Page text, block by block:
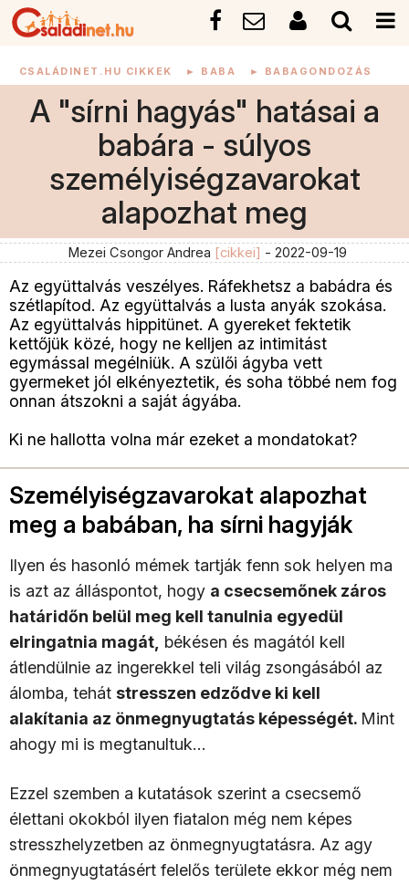
CSALÁDINET.HU CIKKEK ► BABA ► BABAGONDOZÁS
A "sírni hagyás" hatásai a
babára - súlyos
személyiségzavarokat
alapozhat meg
Mezei Csongor Andrea [cikkei] - 2022-09-19
Az együttalvás veszélyes. Ráfekhetsz a babádra és
szétlapítod. Az együttalvás a lusta anyák szokása.
Az együttalvás hippitünet. A gyereket fektetik
kettőjük közé, hogy ne kelljen az intimitást
egymással megélniük. A szülői ágyba vett
gyermeket jól elkényeztetik, és soha többé nem fog
onnan átszokni a saját ágyába.
Ki ne hallotta volna már ezeket a mondatokat?
Személyiségzavarokat alapozhat
meg a babában, ha sírni hagyják
Ilyen és hasonló mémek tartják fenn sok helyen ma
is azt az álláspontot, hogy a csecsemőnek záros
határidőn belül meg kell tanulnia egyedül
elringatnia magát, békésen és magától kell
átlendülnie az ingerekkel teli világ zsongásából az
álomba, tehát stresszen edződve ki kell
alakítania az önmegnyugtatás képességét. Mint
ahogy mi is megtanultuk…
Ezzel szemben a kutatások szerint a csecsemő
élettani okokból ilyen fiatalon még nem képes
stresszhelyzetben az önmegnyugtatásra. Az agy
önmegnyugtatásért felelős területe ekkor még nem